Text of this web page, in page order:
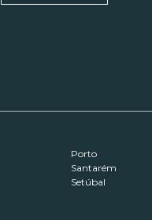
Porto
Santarém
Setúbal